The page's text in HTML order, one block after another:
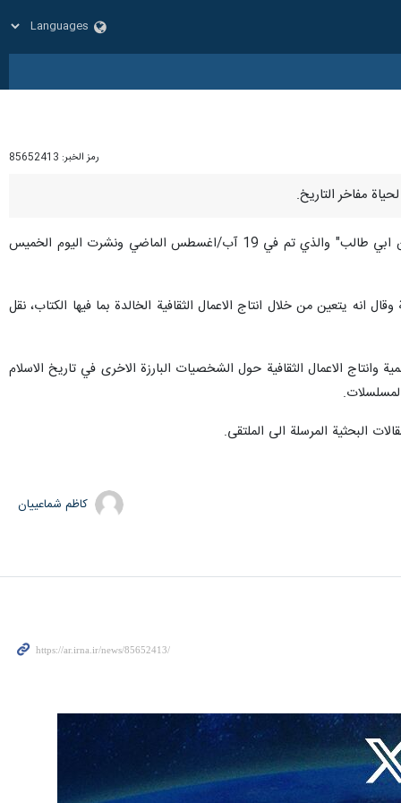
رمز الخبر: 85652413
جاء ذلك في كلمة لقائد الثورة اية الله السيد علي الخامنئي خلال استقباله القائمين على اقامة الملتقى الدولي "جعفر بن ابي طالب" والذي تم في 19 آب/اغسطس الماضي ونشرت اليوم الخميس
انه يتعين من خلال انتاج الاعمال الثقافية الخالدة بما فيها الكتاب، نقل
الاعمال الثقافية حول الشخصيات البارزة الاخرى في تاريخ الاسلام
البحثية المرسلة الى الملتقى.
کاظم شماعییان